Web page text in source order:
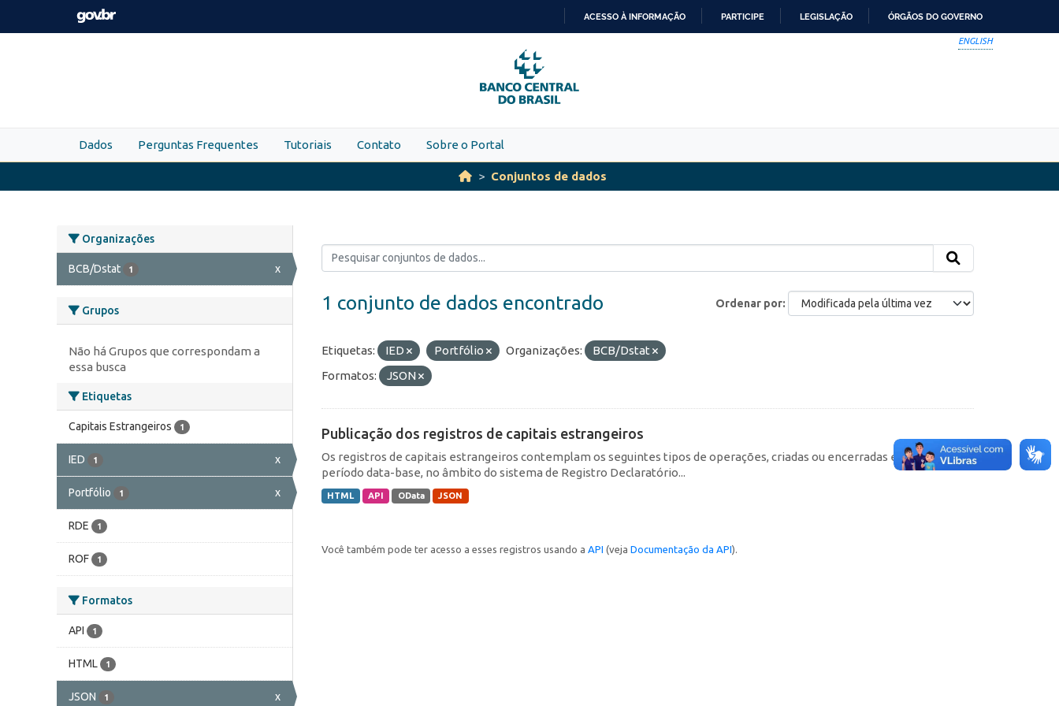
Skip to main content
PARA
O
CONTEÚDO
ACESSO À INFORMAÇÃO PARTICIPE LEGISLAÇÃO ÓRGÃOS DO GOVERNO
ENGLISH
Dados Perguntas Frequentes Tutoriais Contato Sobre o Portal
Conjuntos de dados
Organizações
BCB/Dstat 1 x
Grupos
Não há Grupos que correspondam a
essa busca
Etiquetas
Capitais Estrangeiros 1
IED 1 x
Portfólio 1 x
RDE 1
ROF 1
Formatos
API 1
HTML 1
JSON 1 x
Ordenar por
1 conjunto de dados encontrado
Etiquetas: IED Portfólio Organizações:
BCB/Dstat
Formatos:
JSON
Publicação dos registros de capitais estrangeiros
Os registros de capitais estrangeiros contemplam os seguintes tipos de operações, criadas ou encerradas em cada
período data-base, no âmbito do sistema de Registro Declaratório...
HTML API OData JSON
Você também pode ter acesso a esses registros usando a API (veja Documentação da API).